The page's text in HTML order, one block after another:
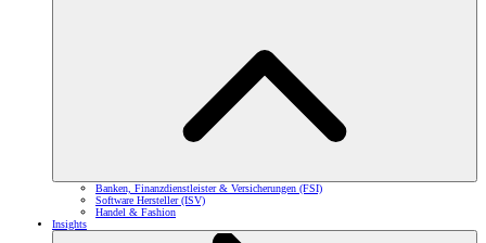
Banken, Finanzdienstleister & Versicherungen (FSI)
Software Hersteller (ISV)
Handel & Fashion
Insights